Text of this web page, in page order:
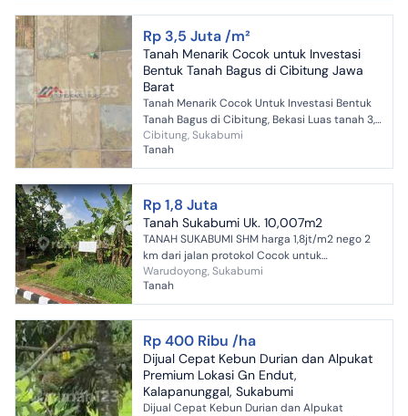
Rp 3,5 Juta /m²
Tanah Menarik Cocok untuk Investasi
Bentuk Tanah Bagus di Cibitung Jawa
Barat
Tanah Menarik Cocok Untuk Investasi Bentuk
Tanah Bagus di Cibitung, Bekasi Luas tanah 3,5
HA Sertifikat SHM Cocok untuk RS Cocok unruk
Sekolah C...
Cibitung, Sukabumi
Tanah
Rp 1,8 Juta
Tanah Sukabumi Uk. 10,007m2
TANAH SUKABUMI SHM harga 1,8jt/m2 nego 2
km dari jalan protokol Cocok untuk
perumahan/gudang Tanah SHM 10,007 m2
Lebar muka 17,5 m Hadap Barat day...
Warudoyong, Sukabumi
Tanah
Rp 400 Ribu /ha
Dijual Cepat Kebun Durian dan Alpukat
Premium Lokasi Gn Endut,
Kalapanunggal, Sukabumi
Dijual Cepat Kebun Durian dan Alpukat